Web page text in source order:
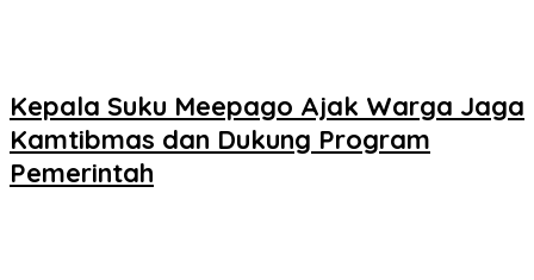
Kepala Suku Meepago Ajak Warga Jaga
Kamtibmas dan Dukung Program
Pemerintah